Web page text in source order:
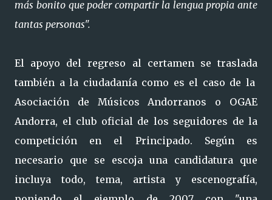
más bonito que poder compartir la lengua propia ante
tantas personas".
El apoyo del regreso al certamen se traslada
también a la ciudadanía como es el caso de la
Asociación de Músicos Andorranos o OGAE
Andorra, el club oficial de los seguidores de la
competición en el Principado. Según es
necesario que se escoja una candidatura que
incluya todo, tema, artista y escenografía,